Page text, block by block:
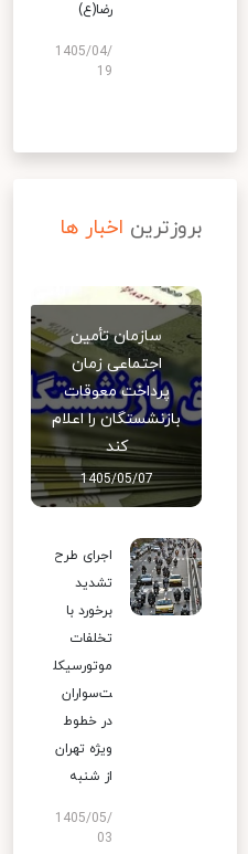
رضا(ع)
1405/04/
19
بروزترین اخبار ها
سازمان تأمین
اجتماعی زمان
پرداخت معوقات
بازنشستگان را اعلام
کند
1405/05/07
اجرای طرح
تشدید
برخورد با
تخلفات
موتورسیکل
ت‌سواران
در خطوط
ویژه تهران
از شنبه
1405/05/
03